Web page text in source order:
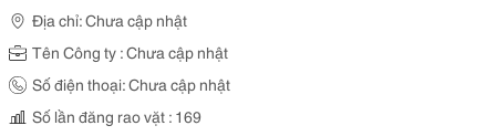
Địa chỉ: Chưa cập nhật
Tên Công ty : Chưa cập nhật
Số điện thoại: Chưa cập nhật
Số lần đăng rao vặt : 169